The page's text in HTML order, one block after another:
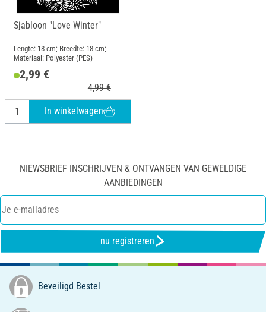
Sjabloon "Love Winter"
Lengte: 18 cm; Breedte: 18 cm;
Materiaal: Polyester (PES)
2,99 €
4,99 €
In winkelwagen
NIEWSBRIEF INSCHRIJVEN & ONTVANGEN VAN GEWELDIGE
AANBIEDINGEN
nu registreren
Beveiligd Bestel